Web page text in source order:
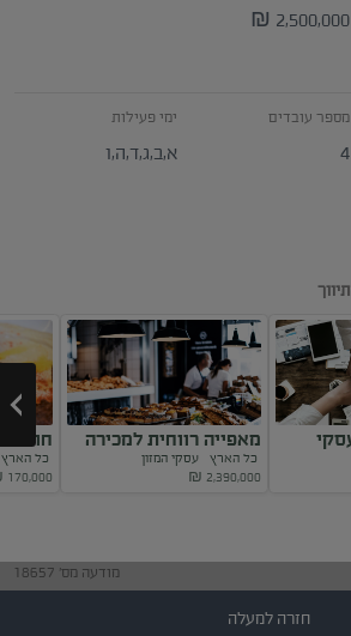
2,500,000 ₪
מספר עובדים
4
ימי פעילות
א,ב,ג,ד,ה,ו
מאפייה רווחית למכירה
במרכז הארץ
כל הארץ עסקי המזון
2,390,000
₪
כל
170,000
מודעה מס' 18657
חזרה למעלה